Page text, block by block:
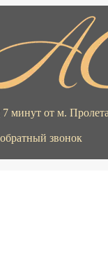
7 минут от м.
обратный звонок